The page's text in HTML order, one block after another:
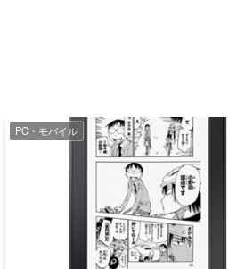
PC・モバイル